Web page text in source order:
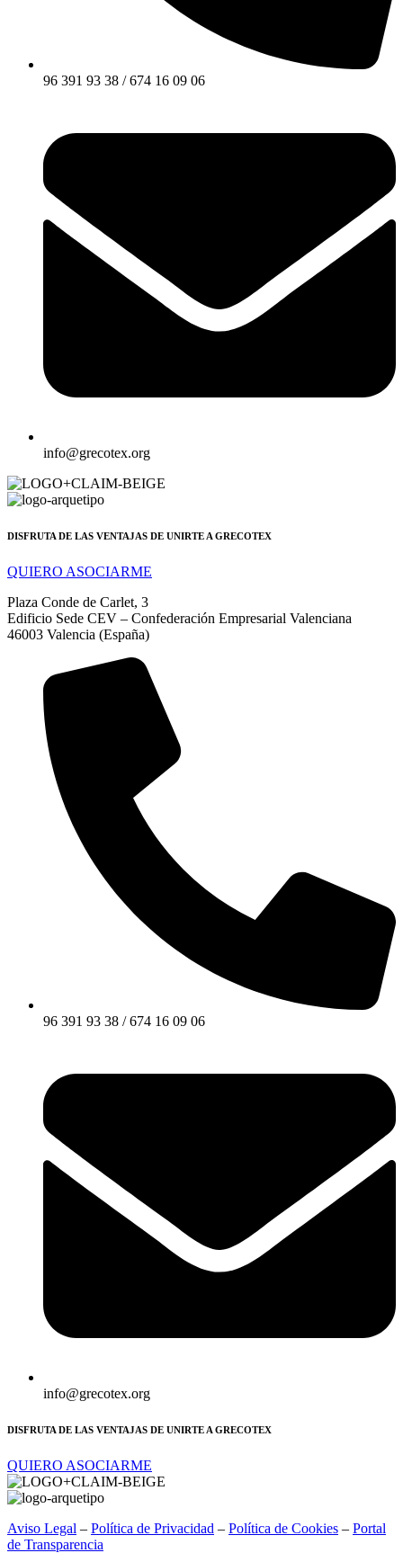
96 391 93 38 / 674 16 09 06
info@grecotex.org
DISFRUTA DE LAS VENTAJAS DE UNIRTE A GRECOTEX
QUIERO ASOCIARME
Plaza Conde de Carlet, 3
Edificio Sede CEV – Confederación Empresarial Valenciana
46003 Valencia (España)
96 391 93 38 / 674 16 09 06
info@grecotex.org
DISFRUTA DE LAS VENTAJAS DE UNIRTE A GRECOTEX
QUIERO ASOCIARME
Aviso Legal – Política de Privacidad – Política de Cookies – Portal
de Transparencia